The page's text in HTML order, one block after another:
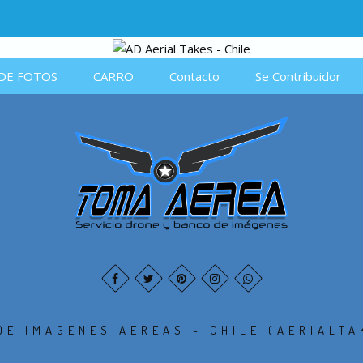
FOTOS CARRO Contacto Se Contribuidor
IMAGENES AEREAS - CHILE